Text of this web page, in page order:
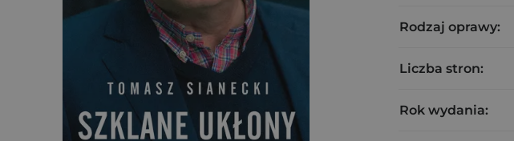
Rodzaj oprawy:
Liczba stron:
Rok wydania: